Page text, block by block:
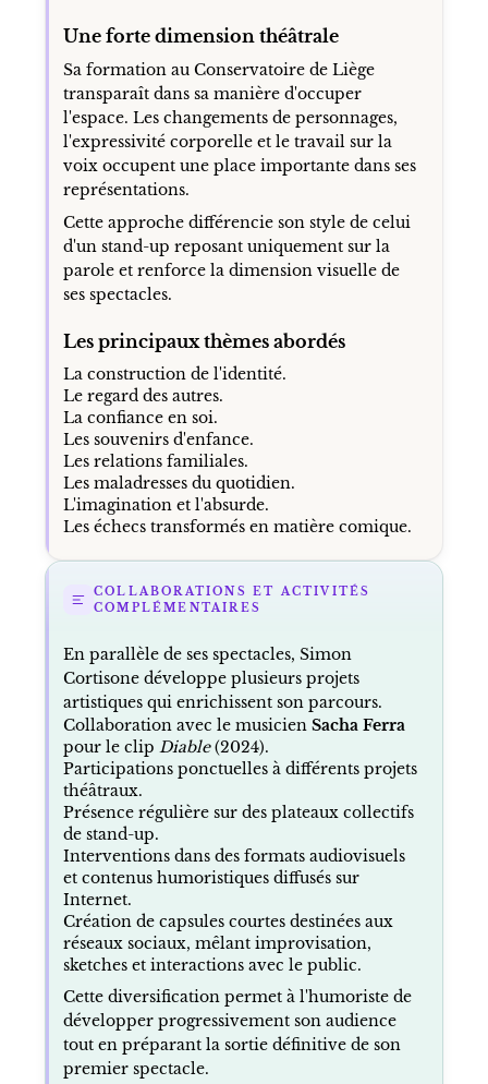
Une forte dimension théâtrale
Sa formation au Conservatoire de Liège
transparaît dans sa manière d'occuper
l'espace. Les changements de personnages,
l'expressivité corporelle et le travail sur la
voix occupent une place importante dans ses
représentations.
Cette approche différencie son style de celui
d'un stand-up reposant uniquement sur la
parole et renforce la dimension visuelle de
ses spectacles.
Les principaux thèmes abordés
La construction de l'identité.
Le regard des autres.
La confiance en soi.
Les souvenirs d'enfance.
Les relations familiales.
Les maladresses du quotidien.
L'imagination et l'absurde.
Les échecs transformés en matière comique.
COLLABORATIONS ET ACTIVITÉS
COMPLÉMENTAIRES
En parallèle de ses spectacles, Simon
Cortisone développe plusieurs projets
artistiques qui enrichissent son parcours.
Collaboration avec le musicien Sacha Ferra
pour le clip Diable(2024).
Participations ponctuelles à différents projets
théâtraux.
Présence régulière sur des plateaux collectifs
de stand-up.
Interventions dans des formats audiovisuels
et contenus humoristiques diffusés sur
Internet.
Création de capsules courtes destinées aux
réseaux sociaux, mêlant improvisation,
sketches et interactions avec le public.
Cette diversification permet à l'humoriste de
développer progressivement son audience
tout en préparant la sortie définitive de son
premier spectacle.